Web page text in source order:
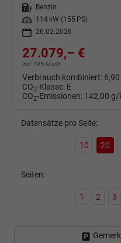
Kraftstoff
Benzin
Leistung
114 kW (155 PS)
26.02.2026
27.079,– €
incl. 19% MwSt.
Verbrauch kombiniert:
CO2-Klasse: E
CO2-Emissionen: 142,00 g/
Datensätze pro Seite:
10 20
Seiten:
1 2 3